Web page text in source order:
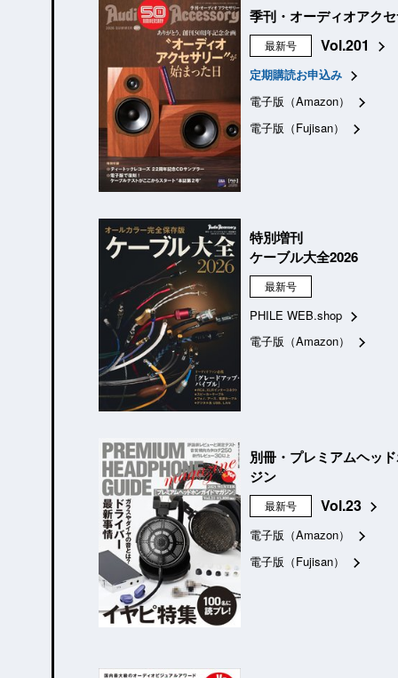
季刊・オーディオアク
最新号 Vol.201
定期購読お申込み
電子版（Amazon）
電子版（Fujisan）
特別増刊
ケーブル大全2026
最新号
PHILE WEB.shop
電子版（Amazon）
別冊・プレミアムヘッ
ジン
最新号 Vol.23
電子版（Amazon）
電子版（Fujisan）